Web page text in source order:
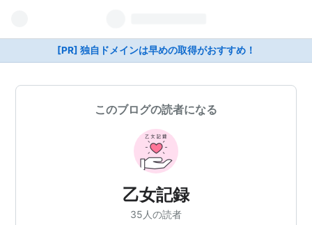
[PR] 独自ドメインは早めの取得がおすすめ！
このブログの読者になる
乙女記録
35人の読者